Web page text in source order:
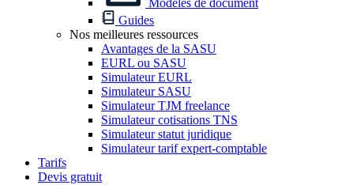
Modèles de document
Guides
Nos meilleures ressources
Avantages de la SASU
EURL ou SASU
Simulateur EURL
Simulateur SASU
Simulateur TJM freelance
Simulateur cotisations TNS
Simulateur statut juridique
Simulateur tarif expert-comptable
Tarifs
Devis gratuit